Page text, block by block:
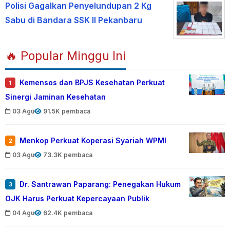
Polisi Gagalkan Penyelundupan 2 Kg
Sabu di Bandara SSK II Pekanbaru
🔥 Popular Minggu Ini
1
Kemensos dan BPJS Kesehatan Perkuat
Sinergi Jaminan Kesehatan
03 Agu 91.5K pembaca
2 Menkop Perkuat Koperasi Syariah WPMI
03 Agu 73.3K pembaca
3
Dr. Santrawan Paparang: Penegakan Hukum
OJK Harus Perkuat Kepercayaan Publik
04 Agu 62.4K pembaca